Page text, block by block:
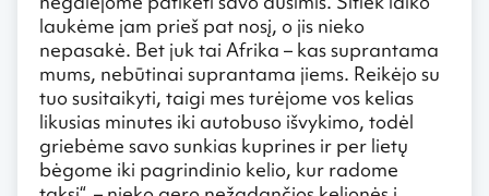
laukėme jam prieš pat nosį, o jis nieko
nepasakė. Bet juk tai Afrika – kas suprantama
mums, nebūtinai suprantama jiems. Reikėjo su
tuo susitaikyti, taigi mes turėjome vos kelias
likusias minutes iki autobuso išvykimo, todėl
griebėme savo sunkias kuprines ir per lietų
bėgome iki pagrindinio kelio, kur radome